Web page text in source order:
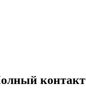
контакт